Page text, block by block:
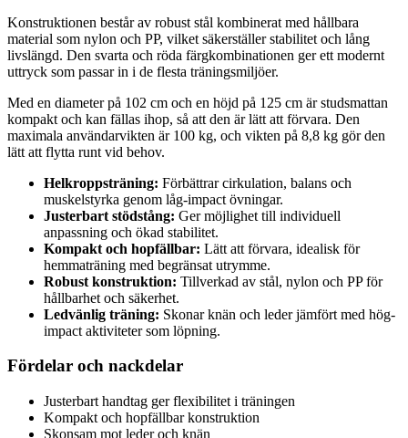
Konstruktionen består av robust stål kombinerat med hållbara
material som nylon och PP, vilket säkerställer stabilitet och lång
livslängd. Den svarta och röda färgkombinationen ger ett modernt
uttryck som passar in i de flesta träningsmiljöer.
Med en diameter på 102 cm och en höjd på 125 cm är studsmattan
kompakt och kan fällas ihop, så att den är lätt att förvara. Den
maximala användarvikten är 100 kg, och vikten på 8,8 kg gör den
lätt att flytta runt vid behov.
Helkroppsträning: Förbättrar cirkulation, balans och
muskelstyrka genom låg-impact övningar.
Justerbart stödstång: Ger möjlighet till individuell
anpassning och ökad stabilitet.
Kompakt och hopfällbar: Lätt att förvara, idealisk för
hemmaträning med begränsat utrymme.
Robust konstruktion: Tillverkad av stål, nylon och PP för
hållbarhet och säkerhet.
Ledvänlig träning: Skonar knän och leder jämfört med hög-
impact aktiviteter som löpning.
Fördelar och nackdelar
Justerbart handtag ger flexibilitet i träningen
Kompakt och hopfällbar konstruktion
Skonsam mot leder och knän